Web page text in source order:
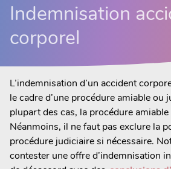
Indemnisation
corporel
L’indemnisation d’un accident
le cadre d’une procédure amiable ou
plupart des cas, la procédure
Néanmoins, il ne faut pas exclure la
procédure judiciaire si nécessaire.
contester une offre d’indemnisation